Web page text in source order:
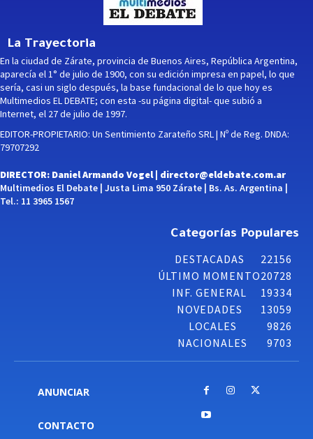
La Trayectoria
En la ciudad de Zárate, provincia de Buenos Aires, República Argentina,
aparecía el 1° de julio de 1900, con su edición impresa en papel, lo que
sería, casi un siglo después, la base fundacional de lo que hoy es
Multimedios EL DEBATE; con esta -su página digital- que subió a
Internet, el 27 de julio de 1997.
EDITOR-PROPIETARIO: Un Sentimiento Zarateño SRL | Nº de Reg. DNDA:
79707292
DIRECTOR: Daniel Armando Vogel | director@eldebate.com.ar
Multimedios El Debate | Justa Lima 950 Zárate | Bs. As. Argentina |
Tel.: 11 3965 1567
Categorías Populares
DESTACADAS
22156
ÚLTIMO MOMENTO20728
INF. GENERAL
19334
NOVEDADES
13059
LOCALES
9826
NACIONALES
9703
ANUNCIAR
CONTACTO